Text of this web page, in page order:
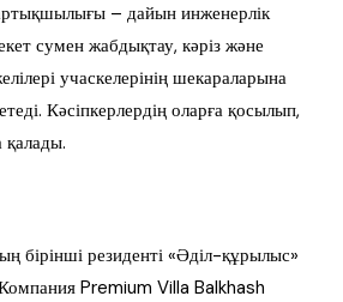
– дайын инженерлік
сумен жабдықтау, кәріз және
учаскелерінің шекараларына
Кәсіпкерлердің оларға қосылып,
қалады.
бірінші резиденті «Әділ-құрылыс»
Premium Villa Balkhash